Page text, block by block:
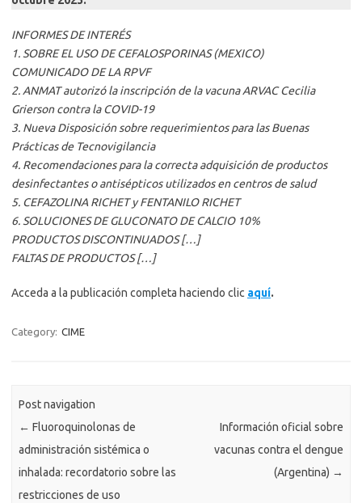
INFORMES DE INTERÉS
1.SOBRE EL USO DE CEFALOSPORINAS (MEXICO)
COMUNICADO DE LA RPVF
2. ANMAT autorizó la inscripción de la vacuna ARVAC Cecilia
Grierson contra la COVID-19
3. Nueva Disposición sobre requerimientos para las Buenas
Prácticas de Tecnovigilancia
4. Recomendaciones para la correcta adquisición de productos
desinfectantes o antisépticos utilizados en centros de salud
5. CEFAZOLINA RICHET y FENTANILO RICHET
6. SOLUCIONES DE GLUCONATO DE CALCIO 10%
PRODUCTOS DISCONTINUADOS […]
FALTAS DE PRODUCTOS […]
Acceda a la publicación completa haciendo clic aquí.
Category: CIME
Post navigation
← Fluoroquinolonas de
administración sistémica o
inhalada: recordatorio sobre las
restricciones de uso
Información oficial sobre
vacunas contra el dengue
(Argentina) →